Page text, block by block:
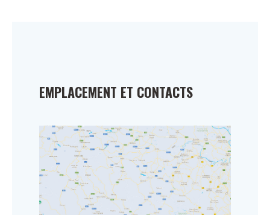
EMPLACEMENT ET CONTACTS